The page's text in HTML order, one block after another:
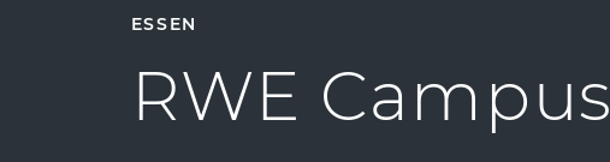
ESSEN
RWE Campus